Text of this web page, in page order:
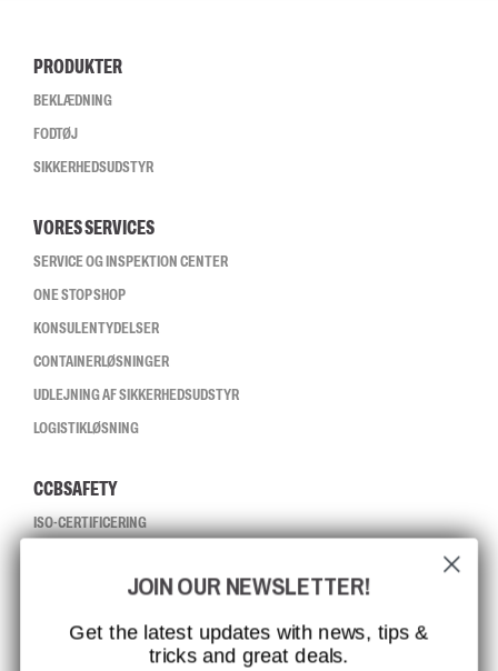
PRODUKTER
BEKLÆDNING
FODTØJ
SIKKERHEDSUDSTYR
VORES SERVICES
SERVICE OG INSPEKTION CENTER
ONE STOP SHOP
KONSULENTYDELSER
CONTAINERLØSNINGER
UDLEJNING AF SIKKERHEDSUDSTYR
LOGISTIKLØSNING
CCBSAFETY
ISO-CERTIFICERING
MISSION, VISION OG VÆRDIER
KONTAKT
JOB HOS CCBSAFETY
JOIN OUR NEWSLETTER!
Get the latest updates with news, tips &
tricks and great deals.